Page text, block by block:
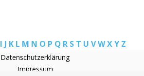
I J K L M N O P Q R S T U VWXY Z
Datenschutzerklärung
Impressum